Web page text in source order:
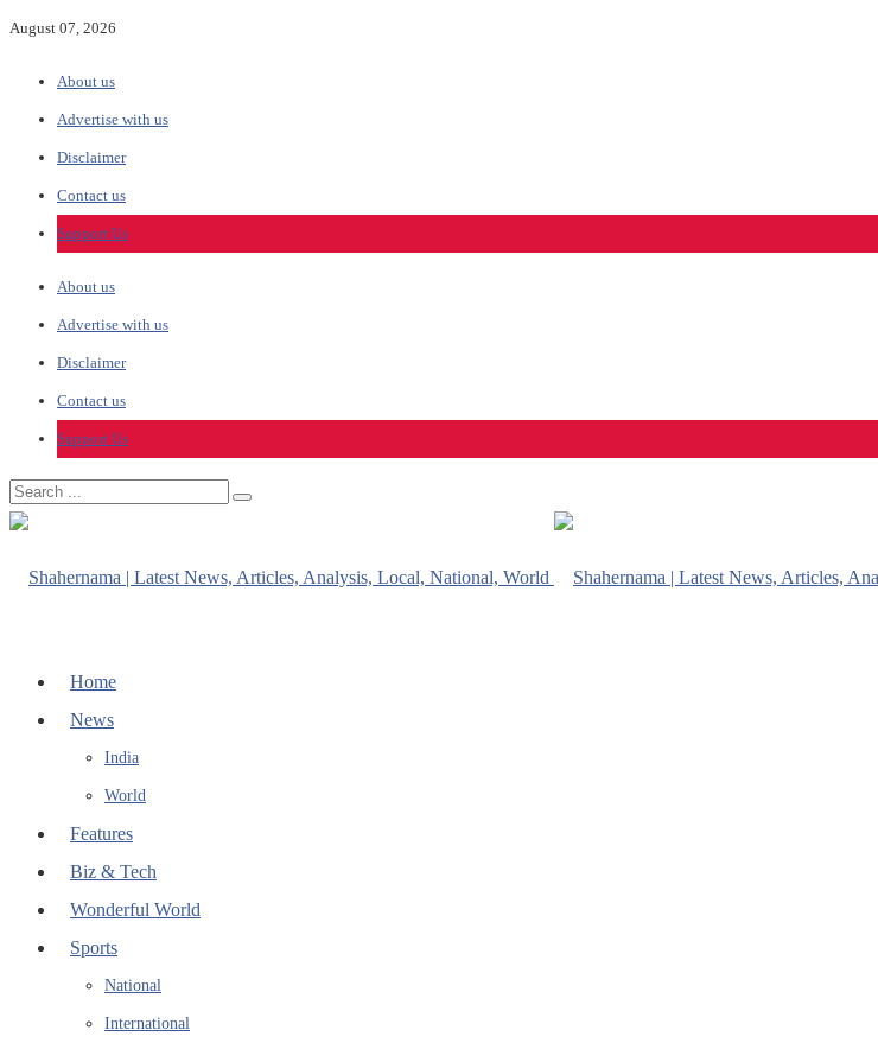
August 07, 2026
About us
Advertise with us
Disclaimer
Contact us
Support Us
About us
Advertise with us
Disclaimer
Contact us
Support Us
Home
News
India
World
Features
Biz & Tech
Wonderful World
Sports
National
International